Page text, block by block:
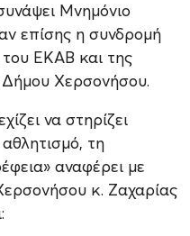
Μνημόνιο
επίσης η συνδρομή
του ΕΚΑΒ και της
Δήμου Χερσονήσου.
να στηρίζει
τη
αναφέρει με
κ. Ζαχαρίας